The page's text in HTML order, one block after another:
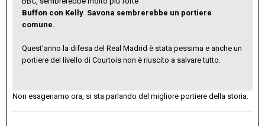
Buffon con Kelly Savona sembrerebbe un portiere
comune.
Quest'anno la difesa del Real Madrid è stata pessima e anche un
portiere del livello di Courtois non è riuscito a salvare tutto.
Non esageriamo ora, si sta parlando del migliore portiere della storia.